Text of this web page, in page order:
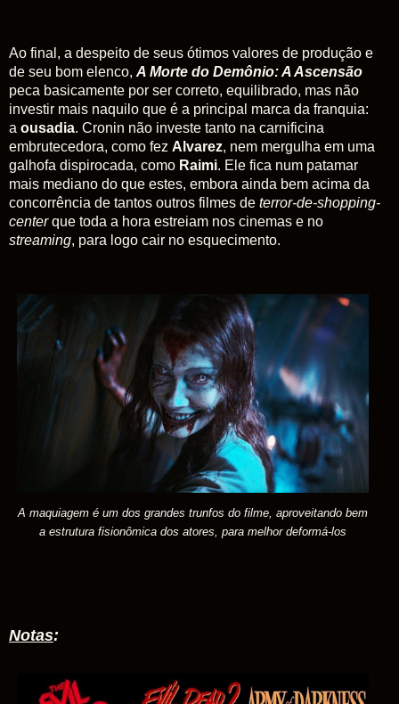
Ao final, a despeito de seus ótimos valores de produção e
de seu bom elenco, A Morte do Demônio: A Ascensão
peca basicamente por ser correto, equilibrado, mas não
investir mais naquilo que é a principal marca da franquia:
a ousadia. Cronin não investe tanto na carnificina
embrutecedora, como fez Alvarez, nem mergulha em uma
galhofa dispirocada, como Raimi. Ele fica num patamar
mais mediano do que estes, embora ainda bem acima da
concorrência de tantos outros filmes de terror-de-shopping-
centerque toda a hora estreiam nos cinemas e no
streaming, para logo cair no esquecimento.
A maquiagem é um dos grandes trunfos do filme, aproveitando bem
a estrutura fisionômica dos atores, para melhor deformá-los
Notas: